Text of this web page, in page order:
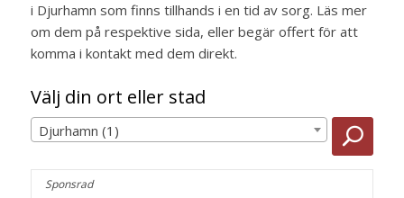
i Djurhamn som finns tillhands i en tid av sorg. Läs mer
om dem på respektive sida, eller begär offert för att
komma i kontakt med dem direkt.
Välj din ort eller stad
Djurhamn (1)
Sponsrad